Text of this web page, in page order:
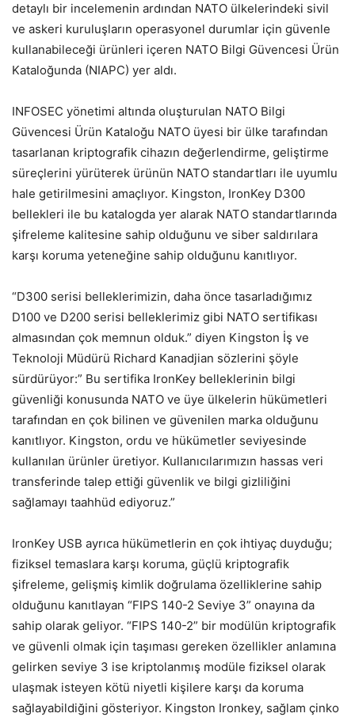
detaylı bir incelemenin ardından NATO ülkelerindeki sivil
ve askeri kuruluşların operasyonel durumlar için güvenle
kullanabileceği ürünleri içeren NATO Bilgi Güvencesi Ürün
Kataloğunda (NIAPC) yer aldı.
INFOSEC yönetimi altında oluşturulan NATO Bilgi
Güvencesi Ürün Kataloğu NATO üyesi bir ülke tarafından
tasarlanan kriptografik cihazın değerlendirme, geliştirme
süreçlerini yürüterek ürünün NATO standartları ile uyumlu
hale getirilmesini amaçlıyor. Kingston, IronKey D300
bellekleri ile bu katalogda yer alarak NATO standartlarında
şifreleme kalitesine sahip olduğunu ve siber saldırılara
karşı koruma yeteneğine sahip olduğunu kanıtlıyor.
“D300 serisi belleklerimizin, daha önce tasarladığımız
D100 ve D200 serisi belleklerimiz gibi NATO sertifikası
almasından çok memnun olduk.” diyen Kingston İş ve
Teknoloji Müdürü Richard Kanadjian sözlerini şöyle
sürdürüyor:” Bu sertifika IronKey belleklerinin bilgi
güvenliği konusunda NATO ve üye ülkelerin hükümetleri
tarafından en çok bilinen ve güvenilen marka olduğunu
kanıtlıyor. Kingston, ordu ve hükümetler seviyesinde
kullanılan ürünler üretiyor. Kullanıcılarımızın hassas veri
transferinde talep ettiği güvenlik ve bilgi gizliliğini
sağlamayı taahhüd ediyoruz.”
IronKey USB ayrıca hükümetlerin en çok ihtiyaç duyduğu;
fiziksel temaslara karşı koruma, güçlü kriptografik
şifreleme, gelişmiş kimlik doğrulama özelliklerine sahip
olduğunu kanıtlayan “FIPS 140-2 Seviye 3” onayına da
sahip olarak geliyor. “FIPS 140-2” bir modülün kriptografik
ve güvenli olmak için taşıması gereken özellikler anlamına
gelirken seviye 3 ise kriptolanmış modüle fiziksel olarak
ulaşmak isteyen kötü niyetli kişilere karşı da koruma
sağlayabildiğini gösteriyor. Kingston Ironkey, sağlam çinko